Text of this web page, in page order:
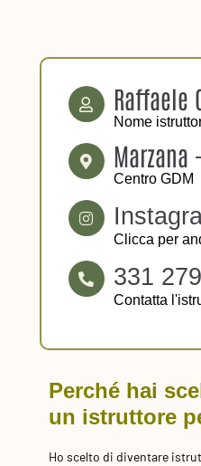
Raffaele
Nome
Marzana
Centro GDM
Clicca per
331
Contatta
Perché hai
un istruttore
Ho scelto di diventare